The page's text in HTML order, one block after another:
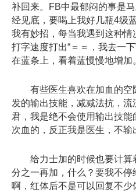
补回来。FB中最郁闷的事是
经见底，要喝上我好几瓶4级
我有妙招，每当我遇到这种
打字速度打出“＝＝，我去一
在蓝条上，看着蓝慢慢地增加
有些医生喜欢在加血的空
发的输出技能，减减法抗，
君，我是绝不会使用输出技
次血的，反正我是医生，不输
给力士加的时候也要计算
分之一再加，什么？要我不
啊，红体后不是可以回复不